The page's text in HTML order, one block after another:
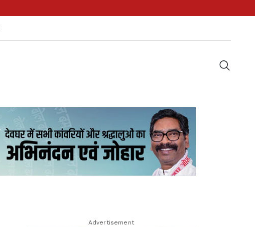
Advertisement